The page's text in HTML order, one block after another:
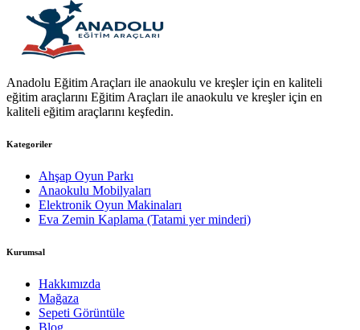
Anadolu Eğitim Araçları ile anaokulu ve kreşler için en kaliteli
eğitim araçlarını Eğitim Araçları ile anaokulu ve kreşler için en
kaliteli eğitim araçlarını keşfedin.
Kategoriler
Ahşap Oyun Parkı
Anaokulu Mobilyaları
Elektronik Oyun Makinaları
Eva Zemin Kaplama (Tatami yer minderi)
Kurumsal
Hakkımızda
Mağaza
Sepeti Görüntüle
Blog